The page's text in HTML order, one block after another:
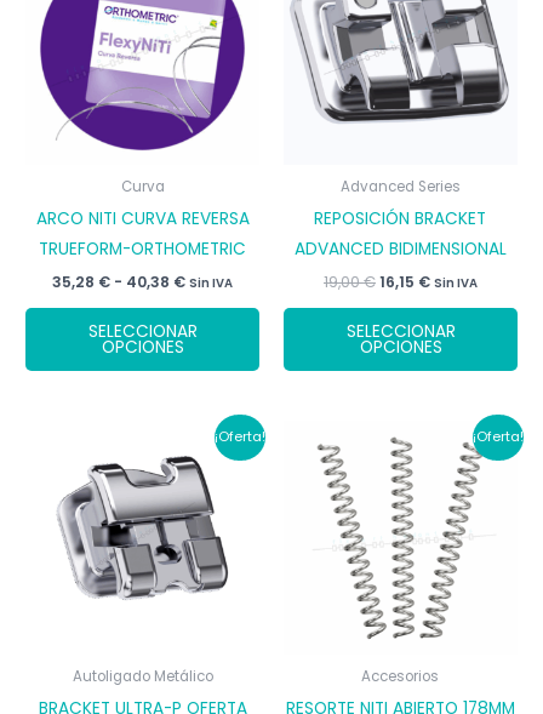
Curva
ARCO NITI CURVA REVERSA
TRUEFORM-ORTHOMETRIC
35,28 € - 40,38 €Rango
desde
hasta
Sin IVA
SELECCIONAR
OPCIONES
Este
tiene
variantes.
opciones
Advanced Series
REPOSICIÓN BRACKET
ADVANCED BIDIMENSIONAL
19,00€El
era:
19,00 €.
16,15 €El
es:
16,15 €.
Sin IVA
SELECCIONAR
OPCIONES
¡Oferta!
Autoligado Metálico
BRACKET ULTRA-P OFERTA
¡Oferta!
Accesorios
RESORTE NITI ABIERTO 178MM